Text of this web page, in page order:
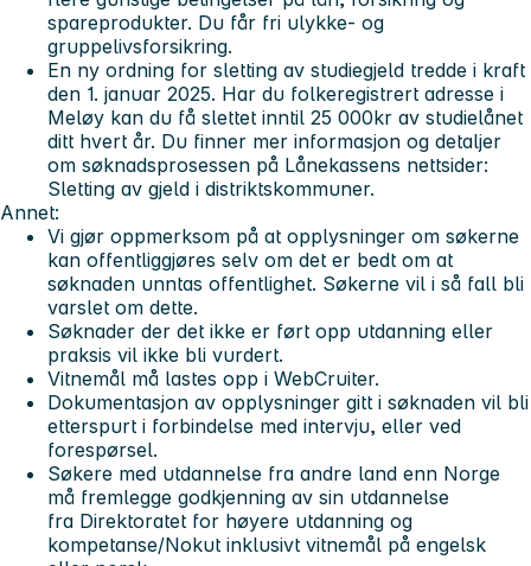
spareprodukter. Du får fri ulykke- og
gruppelivsforsikring.
En ny ordning for sletting av studiegjeld tredde i kraft
den 1. januar 2025. Har du folkeregistrert adresse i
Meløy kan du få slettet inntil 25 000kr av studielånet
ditt hvert år. Du finner mer informasjon og detaljer
om søknadsprosessen på Lånekassens nettsider:
Sletting av gjeld i distriktskommuner.
Annet:
Vi gjør oppmerksom på at opplysninger om søkerne
kan offentliggjøres selv om det er bedt om at
søknaden unntas offentlighet. Søkerne vil i så fall bli
varslet om dette.
Søknader der det ikke er ført opp utdanning eller
praksis vil ikke bli vurdert.
Vitnemål må lastes opp i WebCruiter.
Dokumentasjon av opplysninger gitt i søknaden vil bli
etterspurt i forbindelse med intervju, eller ved
forespørsel.
Søkere med utdannelse fra andre land enn Norge
må fremlegge godkjenning av sin utdannelse
fra Direktoratet for høyere utdanning og
kompetanse/Nokut inklusivt vitnemål på engelsk